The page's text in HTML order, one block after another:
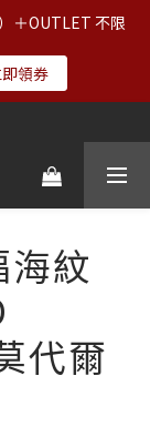
＋OUTLET 不限
領券
＋OUTLET 不限
領券
2件89折／3件79
OUTLET 不限
領券
紋
代爾